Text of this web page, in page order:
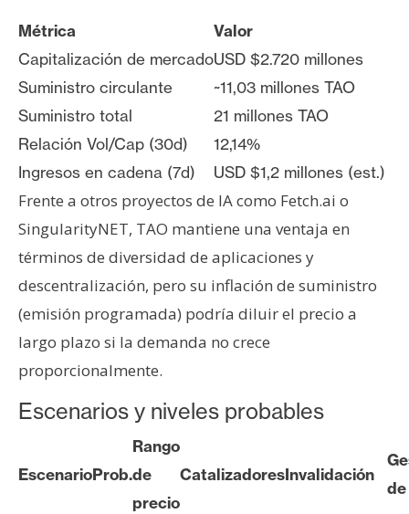
Métrica
Valor
Capitalización de mercadoUSD $2.720 millones
Suministro circulante
~11,03 millones TAO
Suministro total
21 millones TAO
Relación Vol/Cap (30d)
12,14%
Ingresos en cadena (7d)
USD $1,2 millones (est.)
Frente a otros proyectos de IA como Fetch.ai o
SingularityNET, TAO mantiene una ventaja en
términos de diversidad de aplicaciones y
descentralización, pero su inflación de suministro
(emisión programada) podría diluir el precio a
largo plazo si la demanda no crece
proporcionalmente.
Escenarios y niveles probables
EscenarioProb.
Rango
de
precio
CatalizadoresInvalidación
de